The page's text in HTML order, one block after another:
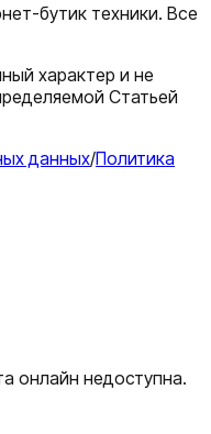
бутик техники. Все
характер и не
Статьей
данных/Политика
онлайн недоступна.